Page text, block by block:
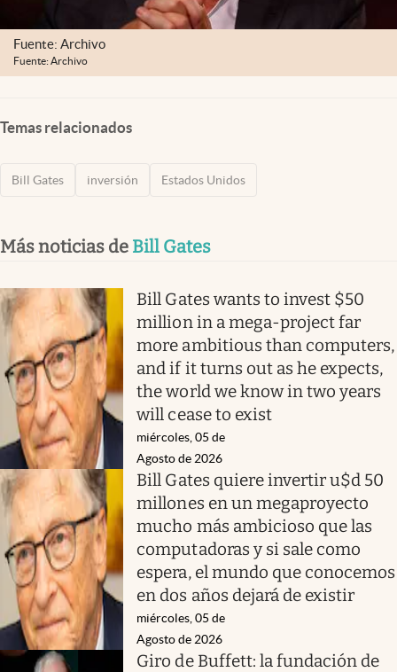
Fuente: Archivo
Fuente: Archivo
Temas relacionados
Bill Gates inversión Estados Unidos
Más noticias de Bill Gates
Bill Gates wants to invest $50
million in a mega-project far
more ambitious than computers,
and if it turns out as he expects,
the world we know in two years
will cease to exist
miércoles, 05 de
Agosto de 2026
Bill Gates quiere invertir u$d 50
millones en un megaproyecto
mucho más ambicioso que las
computadoras y si sale como
espera, el mundo que conocemos
en dos años dejará de existir
miércoles, 05 de
Agosto de 2026
Giro de Buffett: la fundación de